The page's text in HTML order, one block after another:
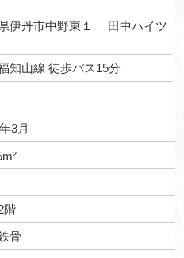
伊丹市中野東１ 田中ハイツ
知山線 徒歩バス15分
3月
階
骨